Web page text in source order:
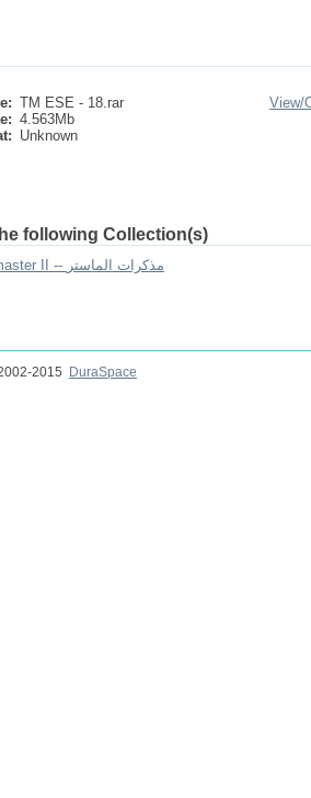
TM ESE - 18.rar
4.563Mb
Unknown
View/
following Collection(s)
2.[FST] Mémoires de master II -- مذكرات الماستر
2015
DuraSpace